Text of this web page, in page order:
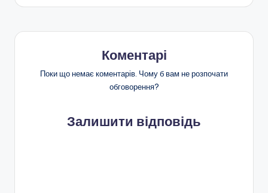
Коментарі
Поки що немає коментарів. Чому б вам не розпочати
обговорення?
Залишити відповідь